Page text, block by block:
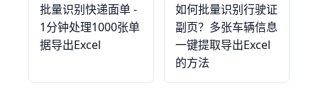
批量识别快递面单 -
1分钟处理1000张单
据导出Excel
如何批量识别行驶证
副页？多张车辆信息
一键提取导出Excel
的方法